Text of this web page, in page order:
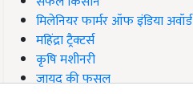
मिलेनियर फार्मर ऑफ इंडिया अवॉर्ड
महिंद्रा ट्रैक्टर्स
कृषि मशीनरी
जायद की फसल